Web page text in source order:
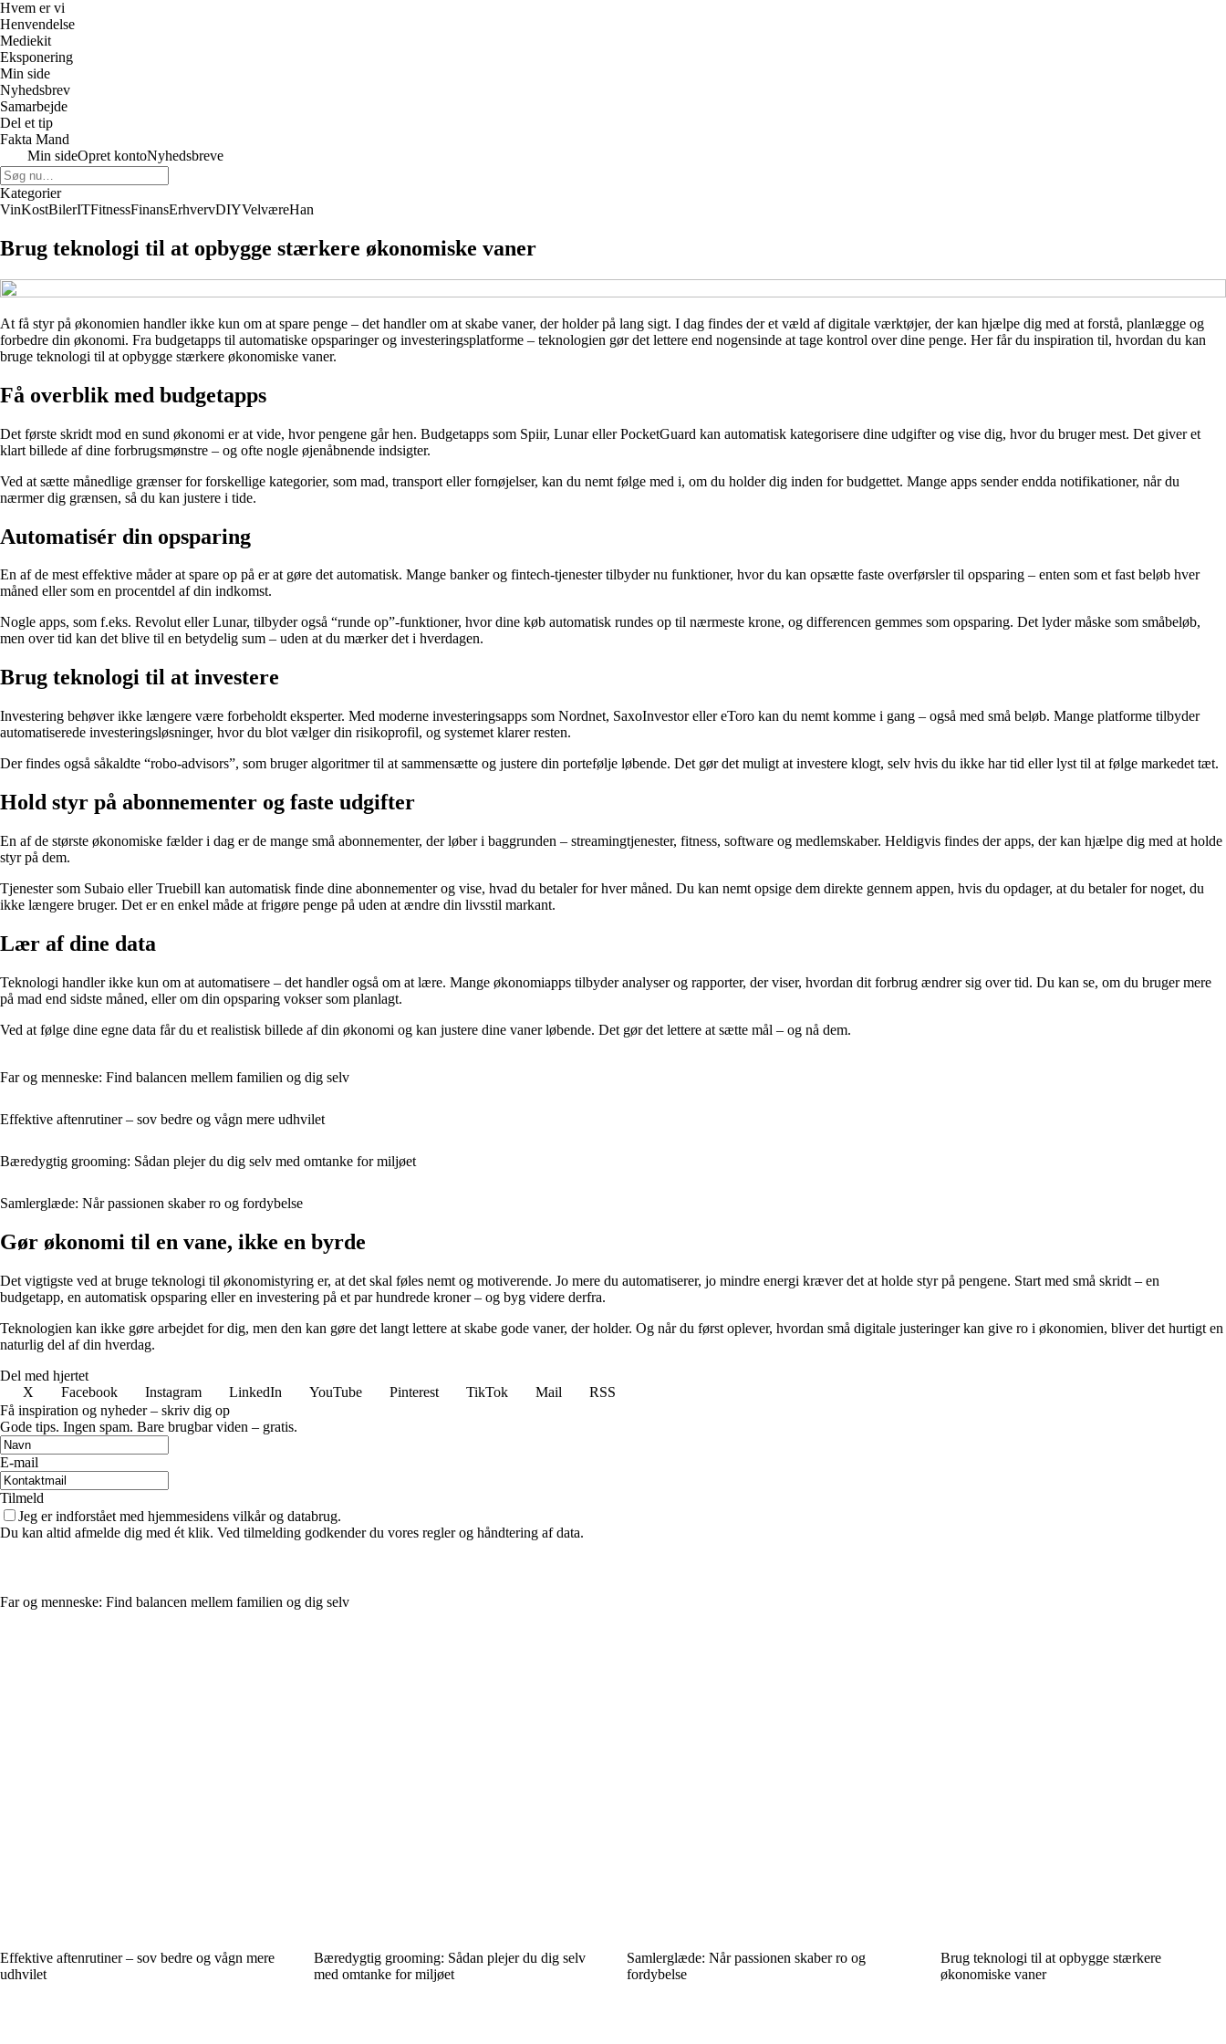
Hvem er vi
Henvendelse
Mediekit
Eksponering
Min side
Nyhedsbrev
Samarbejde
Del et tip
Fakta Mand
Min sideOpret kontoNyhedsbreve
Kategorier
VinKostBilerITFitnessFinansErhvervDIYVelværeHan
Brug teknologi til at opbygge stærkere økonomiske vaner
At få styr på økonomien handler ikke kun om at spare penge – det handler om at skabe vaner, der holder på lang sigt. I dag findes der et væld af digitale værktøjer, der kan hjælpe dig med at forstå, planlægge og
forbedre din økonomi. Fra budgetapps til automatiske opsparinger og investeringsplatforme – teknologien gør det lettere end nogensinde at tage kontrol over dine penge. Her får du inspiration til, hvordan du kan
bruge teknologi til at opbygge stærkere økonomiske vaner.
Få overblik med budgetapps
Det første skridt mod en sund økonomi er at vide, hvor pengene går hen. Budgetapps som Spiir, Lunar eller PocketGuard kan automatisk kategorisere dine udgifter og vise dig, hvor du bruger mest. Det giver et
klart billede af dine forbrugsmønstre – og ofte nogle øjenåbnende indsigter.
Ved at sætte månedlige grænser for forskellige kategorier, som mad, transport eller fornøjelser, kan du nemt følge med i, om du holder dig inden for budgettet. Mange apps sender endda notifikationer, når du
nærmer dig grænsen, så du kan justere i tide.
Automatisér din opsparing
En af de mest effektive måder at spare op på er at gøre det automatisk. Mange banker og fintech-tjenester tilbyder nu funktioner, hvor du kan opsætte faste overførsler til opsparing – enten som et fast beløb hver
måned eller som en procentdel af din indkomst.
Nogle apps, som f.eks. Revolut eller Lunar, tilbyder også “runde op”-funktioner, hvor dine køb automatisk rundes op til nærmeste krone, og differencen gemmes som opsparing. Det lyder måske som småbeløb,
men over tid kan det blive til en betydelig sum – uden at du mærker det i hverdagen.
Brug teknologi til at investere
Investering behøver ikke længere være forbeholdt eksperter. Med moderne investeringsapps som Nordnet, SaxoInvestor eller eToro kan du nemt komme i gang – også med små beløb. Mange platforme tilbyder
automatiserede investeringsløsninger, hvor du blot vælger din risikoprofil, og systemet klarer resten.
Der findes også såkaldte “robo-advisors”, som bruger algoritmer til at sammensætte og justere din portefølje løbende. Det gør det muligt at investere klogt, selv hvis du ikke har tid eller lyst til at følge markedet tæt.
Hold styr på abonnementer og faste udgifter
En af de største økonomiske fælder i dag er de mange små abonnementer, der løber i baggrunden – streamingtjenester, fitness, software og medlemskaber. Heldigvis findes der apps, der kan hjælpe dig med at holde
styr på dem.
Tjenester som Subaio eller Truebill kan automatisk finde dine abonnementer og vise, hvad du betaler for hver måned. Du kan nemt opsige dem direkte gennem appen, hvis du opdager, at du betaler for noget, du
ikke længere bruger. Det er en enkel måde at frigøre penge på uden at ændre din livsstil markant.
Lær af dine data
Teknologi handler ikke kun om at automatisere – det handler også om at lære. Mange økonomiapps tilbyder analyser og rapporter, der viser, hvordan dit forbrug ændrer sig over tid. Du kan se, om du bruger mere
på mad end sidste måned, eller om din opsparing vokser som planlagt.
Ved at følge dine egne data får du et realistisk billede af din økonomi og kan justere dine vaner løbende. Det gør det lettere at sætte mål – og nå dem.
Far og menneske: Find balancen mellem familien og dig selv
Effektive aftenrutiner – sov bedre og vågn mere udhvilet
Bæredygtig grooming: Sådan plejer du dig selv med omtanke for miljøet
Samlerglæde: Når passionen skaber ro og fordybelse
Gør økonomi til en vane, ikke en byrde
Det vigtigste ved at bruge teknologi til økonomistyring er, at det skal føles nemt og motiverende. Jo mere du automatiserer, jo mindre energi kræver det at holde styr på pengene. Start med små skridt – en
budgetapp, en automatisk opsparing eller en investering på et par hundrede kroner – og byg videre derfra.
Teknologien kan ikke gøre arbejdet for dig, men den kan gøre det langt lettere at skabe gode vaner, der holder. Og når du først oplever, hvordan små digitale justeringer kan give ro i økonomien, bliver det hurtigt en
naturlig del af din hverdag.
Del med hjertet
X
Facebook Instagram LinkedIn YouTube Pinterest TikTok Mail
RSS
Få inspiration og nyheder – skriv dig op
Gode tips. Ingen spam. Bare brugbar viden – gratis.
E-mail
Tilmeld
Jeg er indforstået med hjemmesidens vilkår og databrug.
Du kan altid afmelde dig med ét klik. Ved tilmelding godkender du vores regler og håndtering af data.
Far og menneske: Find balancen mellem familien og dig selv
Effektive aftenrutiner – sov bedre og vågn mere
udhvilet
Bæredygtig grooming: Sådan plejer du dig selv
med omtanke for miljøet
Samlerglæde: Når passionen skaber ro og
fordybelse
Brug teknologi til at opbygge stærkere
økonomiske vaner